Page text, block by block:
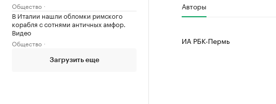
Общество
В Италии нашли обломки римского
корабля с сотнями античных амфор.
Видео
Общество
Загрузить еще
Авторы
ИА РБК-Пермь